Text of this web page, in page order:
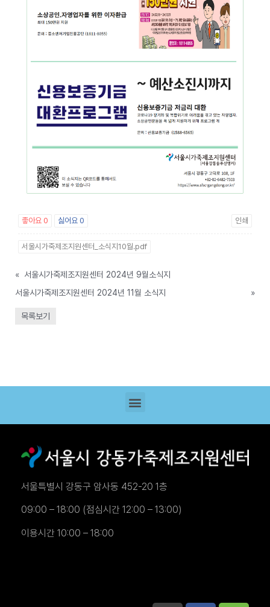
좋아요 0 싫어요 0 인쇄
서울시가죽제조지원센터_소식지10월.pdf
« 서울시가죽제조지원센터 2024년 9월소식지
서울시가죽제조지원센터 2024년 11월 소식지
»
목록보기
서울특별시 강동구 암사동 452-20 1층
09:00 – 18:00 (점심시간 12:00 – 13:00)
이용시간 10:00 – 18:00